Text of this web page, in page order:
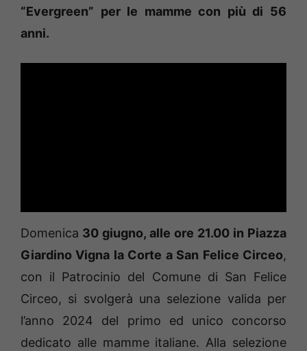
“Evergreen” per le mamme con più di 56
anni.
Domenica 30 giugno, alle ore 21.00 in Piazza
Giardino Vigna la Corte a San Felice Circeo,
con il Patrocinio del Comune di San Felice
Circeo, si svolgerà una selezione valida per
l’anno 2024 del primo ed unico concorso
dedicato alle mamme italiane. Alla selezione